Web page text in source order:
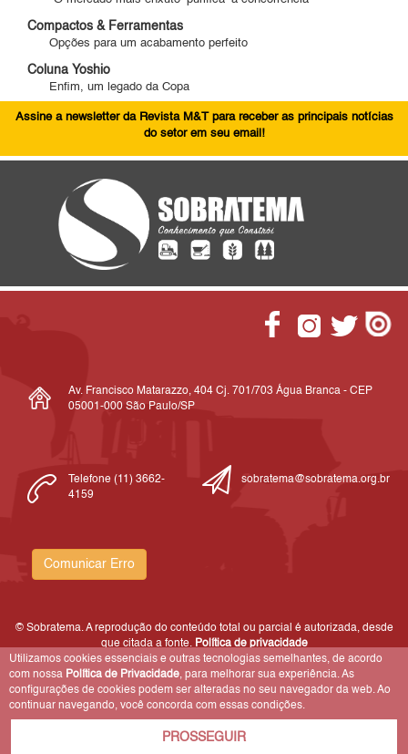
Compactos & Ferramentas
Opções para um acabamento perfeito
Coluna Yoshio
Enfim, um legado da Copa
Assine a newsletter da Revista M&T para receber as principais notícias
do setor em seu email!
Av. Francisco Matarazzo, 404 Cj. 701/703 Água Branca - CEP
05001-000 São Paulo/SP
Telefone (11) 3662-
4159
sobratema@sobratema.org.br
Comunicar Erro
© Sobratema. A reprodução do conteúdo total ou parcial é autorizada, desde
que citada a fonte. Política de privacidade
Utilizamos cookies essenciais e outras tecnologias semelhantes, de acordo
com nossa Política de Privacidade, para melhorar sua experiência. As
configurações de cookies podem ser alteradas no seu navegador da web. Ao
continuar navegando, você concorda com essas condições.
PROSSEGUIR